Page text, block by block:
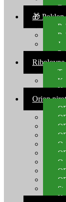
🎁 Poklon
Orion